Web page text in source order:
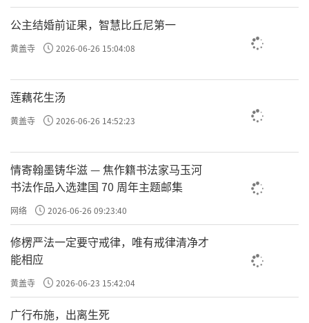
公主结婚前证果，智慧比丘尼第一
黄盖寺 2026-06-26 15:04:08
莲藕花生汤
黄盖寺 2026-06-26 14:52:23
情寄翰墨铸华滋 — 焦作籍书法家马玉河
书法作品入选建国 70 周年主题邮集
网络 2026-06-26 09:23:40
修楞严法一定要守戒律，唯有戒律清净才
能相应
黄盖寺 2026-06-23 15:42:04
广行布施，出离生死